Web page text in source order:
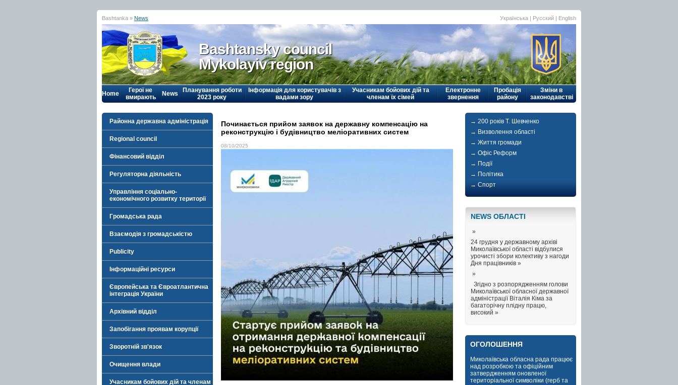
Bashtanka » News Українська | Русский | English
Bashtansky council
Mykolayiv region
Home
Герої не
вмирають
News
Планування роботи
2023 року
Інформація для користувачів з
вадами зору
Учасникам бойових дій та
членам їх сімей
Електронне
звернення
Пробація
району
Зміни в
законодавстві
Районна державна адміністрація
Regional council
Фінансовий відділ
Регуляторна діяльність
Управління соціально-
економічного розвитку території
Громадська рада
Взаємодія з громадськістю
Publicity
Інформаційні ресурси
Європейська та Євроатлантична
інтеграція України
Архівний відділ
Запобігання проявам корупції
Зворотній зв'язок
Очищення влади
Учасникам бойових дій та членам
Починається прийом заявок на державну компенсацію на
реконструкцію і будівництво меліоративних систем
08/10/2025
→ 200 років Т. Шевченко
→ Визволення області
→ Життя громади
→ Офіс Реформ
→ Події
→ Політика
→ Спорт
NEWS ОБЛАСТI
»
24 грудня у державному архіві
Миколаївської області відбулися
урочисті збори колективу з нагоди
Дня працівників »
»
Згідно з розпорядженням голови
Миколаївської обласної державної
адміністрації Віталія Кіма за
багаторічну плідну працю,
високий »
ОГОЛОШЕННЯ
Миколаївська обласна рада працює
над розробкою та офіційним
затвердженням оновленої
територіальної символіки (герб та